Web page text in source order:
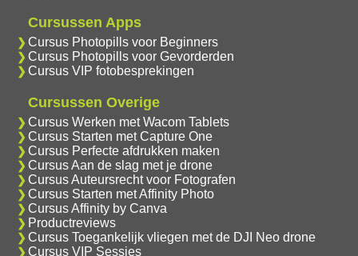
Cursussen Apps
Cursus Photopills voor Beginners
Cursus Photopills voor Gevorderden
Cursus VIP fotobesprekingen
Cursussen Overige
Cursus Werken met Wacom Tablets
Cursus Starten met Capture One
Cursus Perfecte afdrukken maken
Cursus Aan de slag met je drone
Cursus Auteursrecht voor Fotografen
Cursus Starten met Affinity Photo
Cursus Affinity by Canva
Productreviews
Cursus Toegankelijk vliegen met de DJI Neo drone
Cursus VIP Sessies